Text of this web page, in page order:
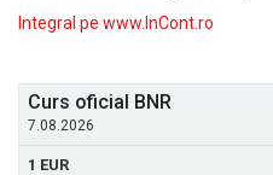
Integral pe www.InCont.ro
Curs oficial BNR
7.08.2026
1 EUR